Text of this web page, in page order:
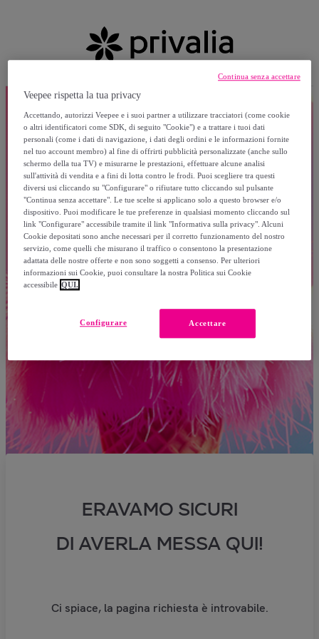
ERAVAMO SICURI
DI AVERLA MESSA QUI!
Ci spiace, la pagina richiesta è introvabile.
Veepee rispetta la tua privacy
Accettando, autorizzi Veepee e i suoi partner a utilizzare tracciatori (come cookie
o altri identificatori come SDK, di seguito "Cookie") e a trattare i tuoi dati
personali (come i dati di navigazione, i dati degli ordini e le informazioni fornite
nel tuo account membro) al fine di offrirti pubblicità personalizzate (anche sullo
schermo della tua TV) e misurarne le prestazioni, effettuare alcune analisi
sull'attività di vendita e a fini di lotta contro le frodi. Puoi scegliere tra questi
diversi usi cliccando su "Configurare" o rifiutare tutto cliccando sul pulsante
"Continua senza accettare". Le tue scelte si applicano solo a questo browser e/o
dispositivo. Puoi modificare le tue preferenze in qualsiasi momento cliccando sul
link "Configurare" accessibile tramite il link "Informativa sulla privacy". Alcuni
Cookie depositati sono anche necessari per il corretto funzionamento del nostro
servizio, come quelli che misurano il traffico o consentono la presentazione
adattata delle nostre offerte e non sono soggetti a consenso. Per ulteriori
informazioni sui Cookie, puoi consultare la nostra Politica sui Cookie
accessibile QUI.
Accettare
Configurare
Continua senza accettare